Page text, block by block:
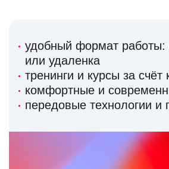
удобный формат работы:
или удаленка
тренинги и курсы за счёт
комфортные и
передовые технологии и